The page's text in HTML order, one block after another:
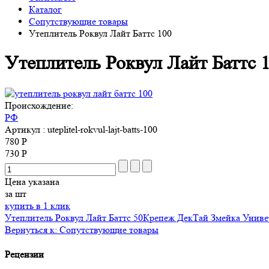
Каталог
Сопутствующие товары
Утеплитель Роквул Лайт Баттс 100
Утеплитель Роквул Лайт Баттс
Происхождение:
РФ
Артикул : uteplitel-rokvul-lajt-batts-100
780 Р
730 Р
Цена указана
за шт
купить в 1 клик
Утеплитель Роквул Лайт Баттс 50Крепеж ДекТай Змейка
Вернуться к: Сопутствующие товары
Рецензии